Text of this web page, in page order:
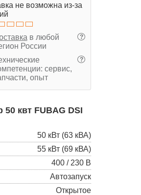
не возможна из-за
?
в любой
России
?
сервис,
опыт
квт FUBAG DSI
50 кВт (63 кВА)
55 кВт (69 кВА)
400 / 230 В
Автозапуск
Открытое